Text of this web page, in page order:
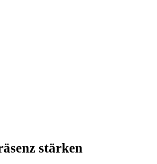
stärken